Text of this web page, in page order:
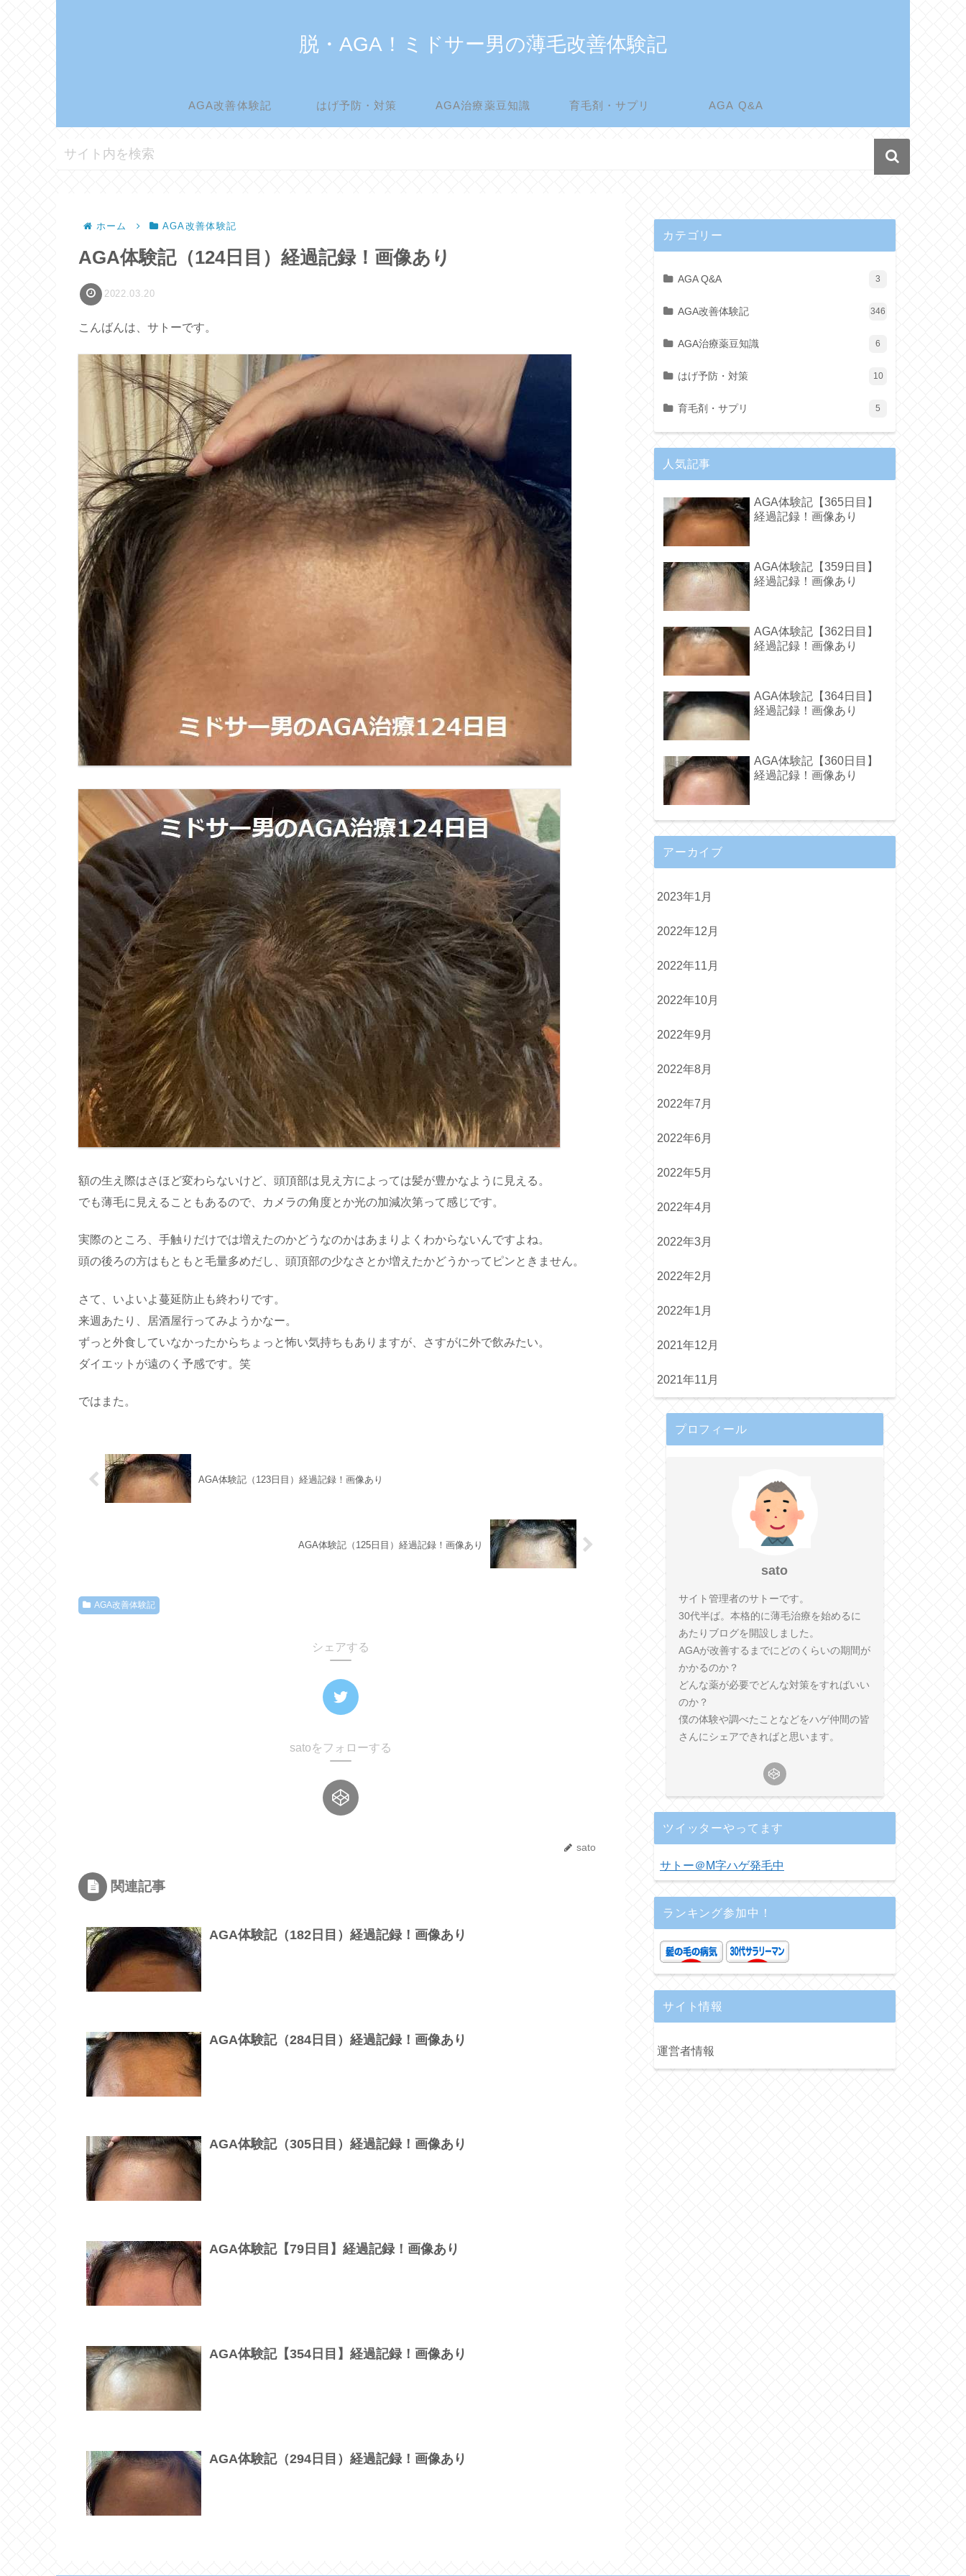
脱・AGA！ミドサー男の薄毛改善体験記
AGA改善体験記 はげ予防・対策 AGA治療薬豆知識 育毛剤・サプリ AGA Q&A
ホーム AGA改善体験記
AGA体験記（124日目）経過記録！画像あり
2022.03.20
こんばんは、サトーです。
額の生え際はさほど変わらないけど、頭頂部は見え方によっては髪が豊かなように見える。
でも薄毛に見えることもあるので、カメラの角度とか光の加減次第って感じです。
実際のところ、手触りだけでは増えたのかどうなのかはあまりよくわからないんですよね。
頭の後ろの方はもともと毛量多めだし、頭頂部の少なさとか増えたかどうかってピンときません。
さて、いよいよ蔓延防止も終わりです。
来週あたり、居酒屋行ってみようかなー。
ずっと外食していなかったからちょっと怖い気持ちもありますが、さすがに外で飲みたい。
ダイエットが遠のく予感です。笑
ではまた。
AGA体験記（123日目）経過記録！画像あり
AGA体験記（125日目）経過記録！画像あり
AGA改善体験記
シェアする
satoをフォローする
sato
関連記事
AGA体験記（182日目）経過記録！画像あり
AGA体験記（284日目）経過記録！画像あり
AGA体験記（305日目）経過記録！画像あり
AGA体験記【79日目】経過記録！画像あり
AGA体験記【354日目】経過記録！画像あり
AGA体験記（294日目）経過記録！画像あり
カテゴリー
AGA Q&A 3
AGA改善体験記 346
AGA治療薬豆知識 6
はげ予防・対策 10
育毛剤・サプリ 5
人気記事
AGA体験記【365日目】
経過記録！画像あり
AGA体験記【359日目】
経過記録！画像あり
AGA体験記【362日目】
経過記録！画像あり
AGA体験記【364日目】
経過記録！画像あり
AGA体験記【360日目】
経過記録！画像あり
アーカイブ
2023年1月
2022年12月
2022年11月
2022年10月
2022年9月
2022年8月
2022年7月
2022年6月
2022年5月
2022年4月
2022年3月
2022年2月
2022年1月
2021年12月
2021年11月
プロフィール
sato
サイト管理者のサトーです。
30代半ば。本格的に薄毛治療を始めるに
あたりブログを開設しました。
AGAが改善するまでにどのくらいの期間が
かかるのか？
どんな薬が必要でどんな対策をすればいい
のか？
僕の体験や調べたことなどをハゲ仲間の皆
さんにシェアできればと思います。
ツイッターやってます
サトー＠M字ハゲ発毛中
ランキング参加中！
サイト情報
運営者情報